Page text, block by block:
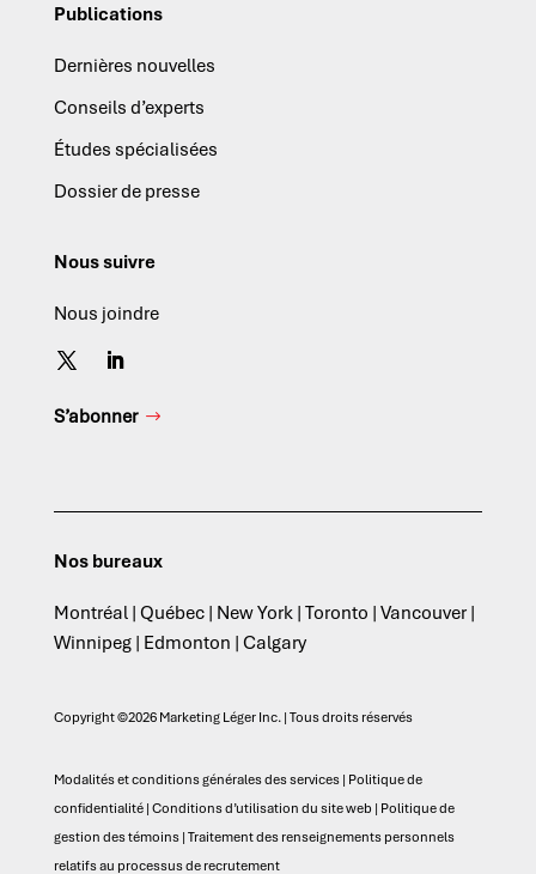
Publications
Dernières nouvelles
Conseils d’experts
Études spécialisées
Dossier de presse
Nous suivre
Nous joindre
S’abonner
Nos bureaux
Montréal | Québec | New York | Toronto | Vancouver |
Winnipeg | Edmonton | Calgary
Copyright ©2026 Marketing Léger Inc. | Tous droits réservés
Modalités et conditions générales des services| Politique de
confidentialité| Conditions d’utilisation du site web | Politique de
gestion des témoins| Traitement des renseignements personnels
relatifs au processus de recrutement